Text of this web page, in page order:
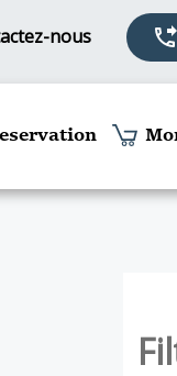
nous phone_forwarded